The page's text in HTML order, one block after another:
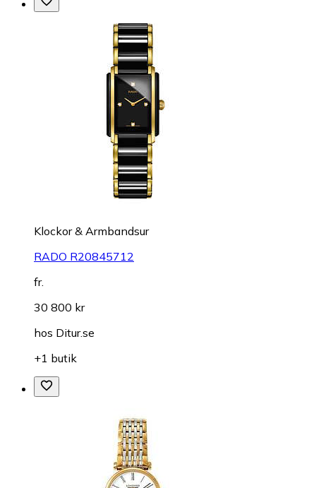
Klockor & Armbandsur
RADO R20845712
fr.
30 800 kr
hos Ditur.se
+1 butik